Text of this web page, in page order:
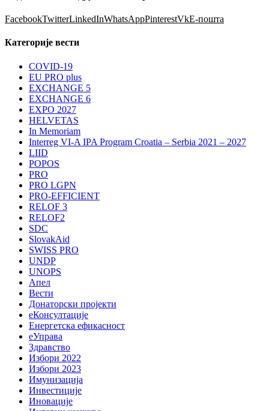
FacebookTwitterLinkedInWhatsAppPinterestVkЕ-пошта
Категорије вести
COVID-19
EU PRO plus
EXCHANGE 5
EXCHANGE 6
EXPO 2027
HELVETAS
In Memoriam
Interreg VI-A IPA Program Croatia – Serbia 2021 – 2027
LIID
POPOS
PRO
PRO LGPN
PRO-EFFICIENT
RELOF 3
RELOF2
SDC
SlovakAid
SWISS PRO
UNDP
UNOPS
Апел
Вести
Донаторски пројекти
еКонсултације
Енергетска ефикасност
еУправа
Здравство
Избори 2022
Избори 2023
Имунизација
Инвестиције
Иновације